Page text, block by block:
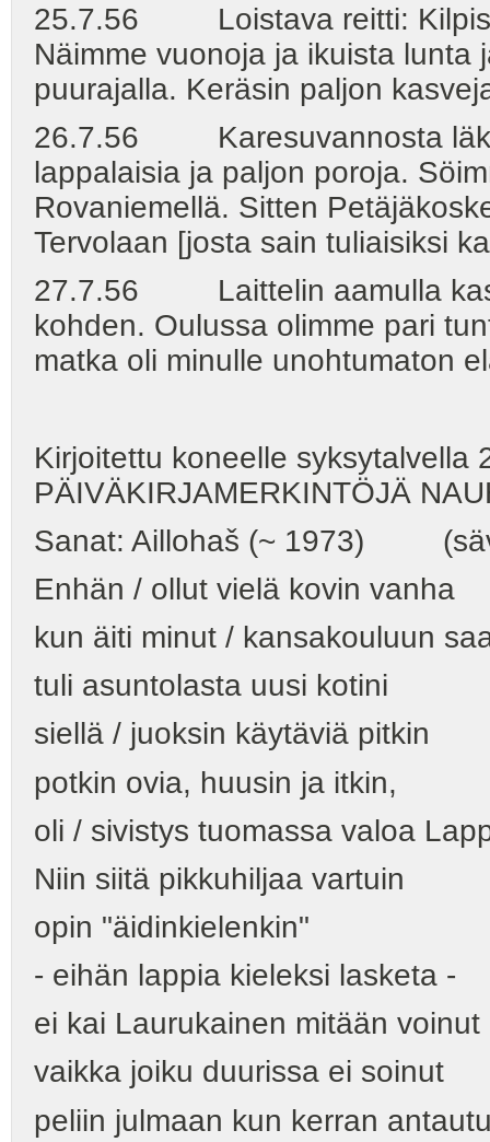
25.7.56 Loistava reitti:
Näimme vuonoja ja ikuista lunta
puurajalla. Keräsin paljon
26.7.56 Karesuvannosta
lappalaisia ja paljon poroja.
Rovaniemellä. Sitten
Tervolaan [josta sain tuliaisiksi
27.7.56 Laittelin aamulla
kohden. Oulussa olimme pari
matka oli minulle unohtumaton
Kirjoitettu koneelle syksytalvella
PÄIVÄKIRJAMERKINTÖJÄ
Sanat: Aillohaš (~ 1973) (säv:
Enhän / ollut vielä kovin vanha
kun äiti minut / kansakouluun
tuli asuntolasta uusi kotini
siellä / juoksin käytäviä pitkin
potkin ovia, huusin ja itkin,
oli / sivistys tuomassa valoa
Niin siitä pikkuhiljaa vartuin
opin "äidinkielenkin"
- eihän lappia kieleksi lasketa -
ei kai Laurukainen mitään voinut
vaikka joiku duurissa ei soinut
peliin julmaan kun kerran